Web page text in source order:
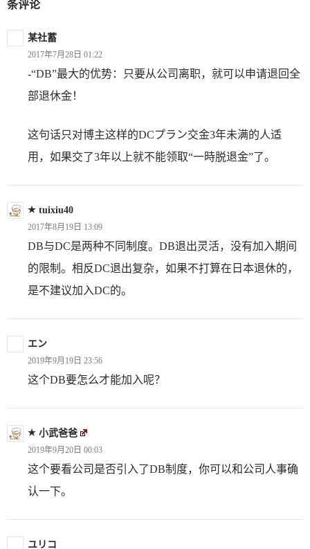
条评论
某社蓄
2017年7月28日 01:22
-“DB”最大的优势：只要从公司离职，就可以申请退回全
部退休金！
这句话只对博主这样的DCプラン交金3年未满的人适
用，如果交了3年以上就不能领取“一時脱退金”了。
tuixiu40
2017年8月19日 13:09
DB与DC是两种不同制度。DB退出灵活，没有加入期间
的限制。相反DC退出复杂，如果不打算在日本退休的，
是不建议加入DC的。
エン
2019年9月19日 23:56
这个DB要怎么才能加入呢？
小武爸爸
2019年9月20日 00:03
这个要看公司是否引入了DB制度，你可以和公司人事确
认一下。
ユリコ